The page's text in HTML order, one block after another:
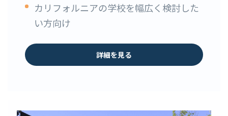
カリフォルニアの学校を幅広く検討した
い方向け
詳細を見る